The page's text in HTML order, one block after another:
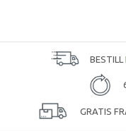
BESTILL
GRATIS